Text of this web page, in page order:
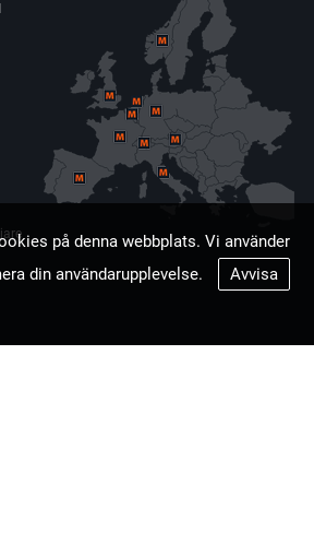
på denna webbplats. Vi använder
din användarupplevelse.
Avvisa